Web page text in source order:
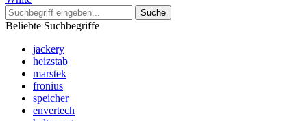
Suche
Beliebte Suchbegriffe
jackery
heizstab
marstek
fronius
speicher
envertech